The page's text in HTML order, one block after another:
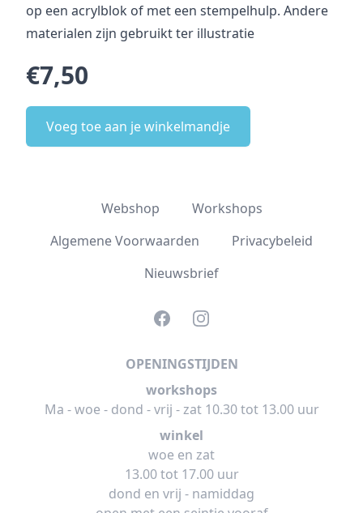
op een acrylblok of met een stempelhulp. Andere
materialen zijn gebruikt ter illustratie
€7,50
Voeg toe aan je winkelmandje
Webshop
Workshops
Algemene Voorwaarden
Privacybeleid
Nieuwsbrief
FacebookInstagram
OPENINGSTIJDEN
workshops
Ma - woe - dond - vrij - zat 10.30 tot 13.00 uur
winkel
woe en zat
13.00 tot 17.00 uur
dond en vrij - namiddag